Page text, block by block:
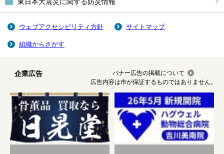
ウェブアクセシビリティ方針 サイトマップ
組織からさがす
企業広告
バナー広告の掲載について
広告内容は市が保証するものではありません。